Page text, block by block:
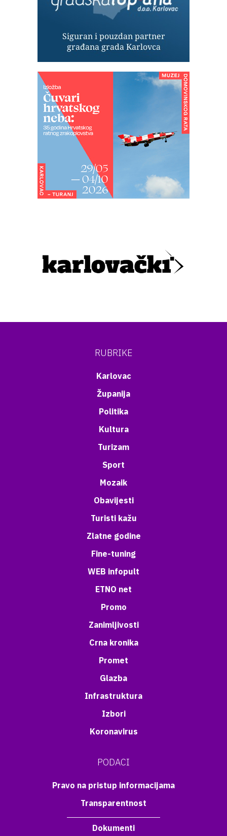
RUBRIKE
Karlovac
Županija
Politika
Kultura
Turizam
Sport
Mozaik
Obavijesti
Turisti kažu
Zlatne godine
Fine-tuning
WEB infopult
ETNO net
Promo
Zanimljivosti
Crna kronika
Promet
Glazba
Infrastruktura
Izbori
Koronavirus
PODACI
Pravo na pristup informacijama
Transparentnost
Dokumenti